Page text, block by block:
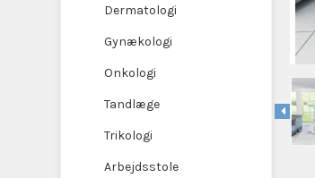
Dermatologi
Gynækologi
Onkologi
Tandlæge
Trikologi
Arbejdsstole